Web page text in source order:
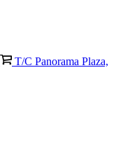
T/C Panorama Plaza,